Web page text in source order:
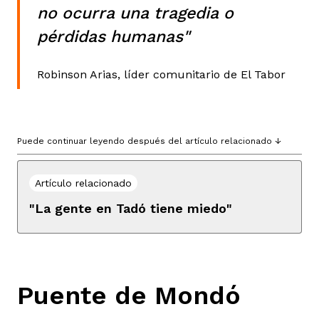
no ocurra una tragedia o
pérdidas humanas"
Robinson Arias, líder comunitario de El Tabor
Puede continuar leyendo después del artículo relacionado ↓
Artículo relacionado
"La gente en Tadó tiene miedo"
Puente de Mondó